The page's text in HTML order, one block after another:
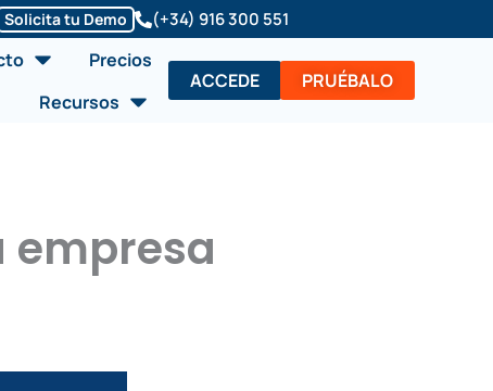
Solicita tu Demo (+34) 916 300 551
Abrir Soluciones/Producto
Precios
Recursos Abrir Recursos
ACCEDE PRUÉBALO
empresa